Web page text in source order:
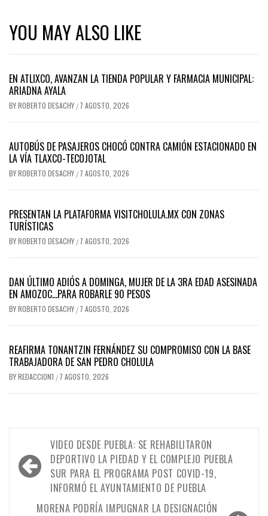
YOU MAY ALSO LIKE
EN ATLIXCO, AVANZAN LA TIENDA POPULAR Y FARMACIA MUNICIPAL:
ARIADNA AYALA
BYROBERTO DESACHY / 7 AGOSTO, 2026
AUTOBÚS DE PASAJEROS CHOCÓ CONTRA CAMIÓN ESTACIONADO EN
LA VÍA TLAXCO-TECOJOTAL
BYROBERTO DESACHY / 7 AGOSTO, 2026
PRESENTAN LA PLATAFORMA VISITCHOLULA.MX CON ZONAS
TURÍSTICAS
BYROBERTO DESACHY / 7 AGOSTO, 2026
DAN ÚLTIMO ADIÓS A DOMINGA, MUJER DE LA 3RA EDAD ASESINADA
EN AMOZOC…PARA ROBARLE 90 PESOS
BYROBERTO DESACHY / 7 AGOSTO, 2026
REAFIRMA TONANTZIN FERNÁNDEZ SU COMPROMISO CON LA BASE
TRABAJADORA DE SAN PEDRO CHOLULA
BYREDACCION1 / 7 AGOSTO, 2026
Navegación
de
entradas
VIDEO DESDE PUEBLA: SE REHABILITARON
DEPORTIVO LA PIEDAD Y EL COMPLEJO PUEBLA
SUR PARA EL PROGRAMA POST COVID-19,
INFORMÓ EL AYUNTAMIENTO DE PUEBLA
MORENA PODRÍA IMPUGNAR LA DESIGNACIÓN